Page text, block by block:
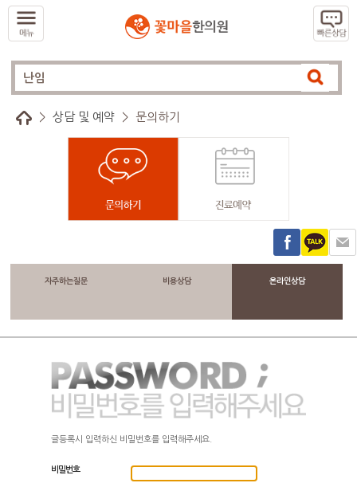
> 상담 및 예약 > 문의하기
자주하는질문 비용상담 온라인상담
글등록시 입력하신 비밀번호를 입력해주세요.
비밀번호